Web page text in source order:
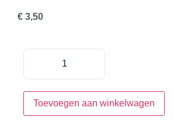
€ 3,50
Toevoegen aan winkelwagen